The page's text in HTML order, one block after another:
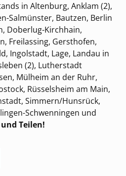
in Altenburg, Anklam (2),
Salmünster, Bautzen, Berlin
Doberlug-Kirchhain,
Freilassing, Gersthofen,
Ingolstadt, Lage, Landau in
(2), Lutherstadt
Mülheim an der Ruhr,
Rüsselsheim am Main,
Simmern/Hunsrück,
Schwenningen und
Teilen!